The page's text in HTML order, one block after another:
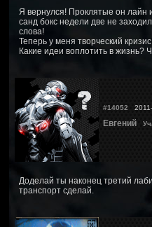
Я вернулся! Проклятые он лайн
санд бокс недели две не
слова!
Теперь у меня творческий
Какие идеи воплотить в жизнь?
#14052
Евгений
Доделай ты наконец третий
транспорт сделай.